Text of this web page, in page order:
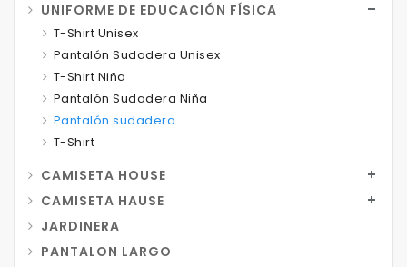
UNIFORME DE EDUCACIÓN FÍSICA
T-Shirt Unisex
Pantalón Sudadera Unisex
T-Shirt Niña
Pantalón Sudadera Niña
Pantalón sudadera
T-Shirt
CAMISETA HOUSE
CAMISETA HAUSE
JARDINERA
PANTALON LARGO